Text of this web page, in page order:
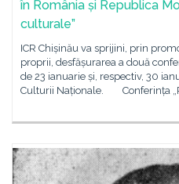
în România și Republica
culturale”
ICR Chișinău va sprijini, prin
proprii, desfășurarea a două
de 23 ianuarie și, respectiv, 30
Culturii Naționale. Conferința